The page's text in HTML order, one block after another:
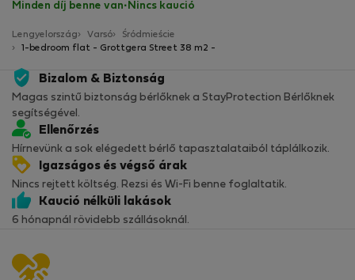
Minden díj benne van· Nincs kaució
Lengyelország Varsó
Śródmieście
1-bedroom flat - Grottgera Street 38 m2 -
Bizalom & Biztonság
Magas szintű biztonság bérlőknek a StayProtection Bérlőknek
segítségével.
Ellenőrzés
Hírnevünk a sok elégedett bérlő tapasztalataiból táplálkozik.
Igazságos és végső árak
Nincs rejtett költség. Rezsi és Wi-Fi benne foglaltatik.
Kaució nélküli lakások
6 hónapnál rövidebb szállásoknál.